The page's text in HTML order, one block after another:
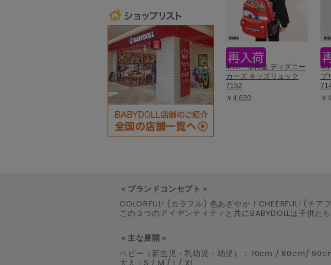
4/16一部再販 ディズニー
カーズ キッズリュック
7152
￥4,620
4/
プ
￥
＜ブランドコンセプト＞
COLORFUL! (カラフル) 色あざやか！CHEERFUL! (チア
この３つのアイデンティティと共にBABYDOLLは子供た
＜主な展開＞
ベビー（新生児・乳幼児・幼児）：70cm / 80cm/